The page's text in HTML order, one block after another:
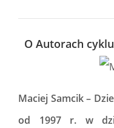
O Autorach cyklu
Maciej Samcik–
od 1997 r. w